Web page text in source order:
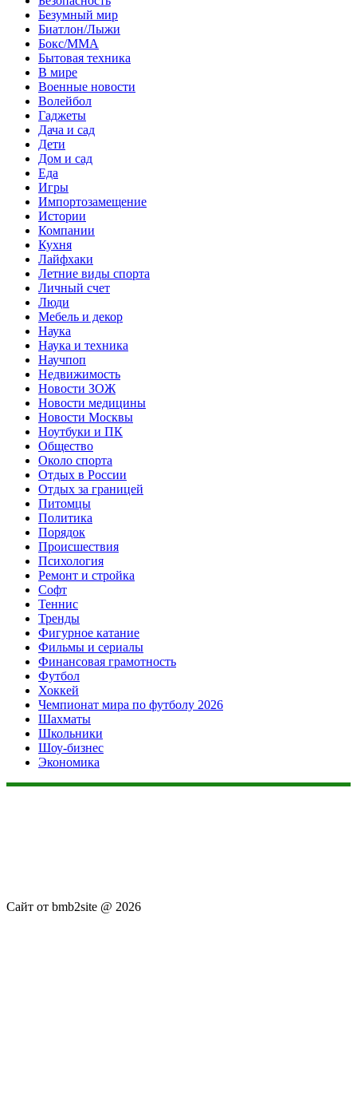
Безумный мир
Биатлон/Лыжи
Бокс/MMA
Бытовая техника
В мире
Военные новости
Волейбол
Гаджеты
Дача и сад
Дети
Дом и сад
Еда
Игры
Импортозамещение
Истории
Компании
Кухня
Лайфхаки
Летние виды спорта
Личный счет
Люди
Мебель и декор
Наука
Наука и техника
Научпоп
Недвижимость
Новости ЗОЖ
Новости медицины
Новости Москвы
Ноутбуки и ПК
Общество
Около спорта
Отдых в России
Отдых за границей
Питомцы
Политика
Порядок
Происшествия
Психология
Ремонт и стройка
Софт
Теннис
Тренды
Фигурное катание
Фильмы и сериалы
Финансовая грамотность
Футбол
Хоккей
Чемпионат мира по футболу 2026
Шахматы
Школьники
Шоу-бизнес
Экономика
Сайт от bmb2site @ 2026